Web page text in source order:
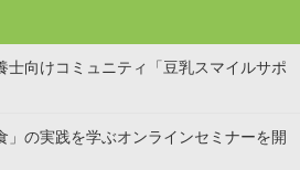
士向けコミュニティ「豆乳スマイルサポ
」の実践を学ぶオンラインセミナーを開